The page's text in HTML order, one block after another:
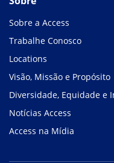
Sobre a Access
Trabalhe Conosco
Locations
Visão, Missão e Propósito
Diversidade, Equidade e
Notícias Access
Access na Mídia